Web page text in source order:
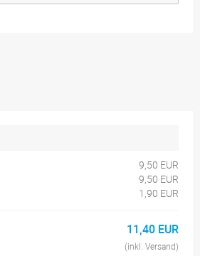
9,50 EUR
9,50 EUR
1,90 EUR
11,40 EUR
(inkl. Versand)